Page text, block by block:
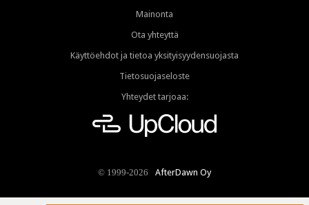
Mainonta
Ota yhteyttä
Käyttöehdot ja tietoa yksityisyydensuojasta
Tietosuojaseloste
Yhteydet tarjoaa:
© 1999-2026 AfterDawn Oy